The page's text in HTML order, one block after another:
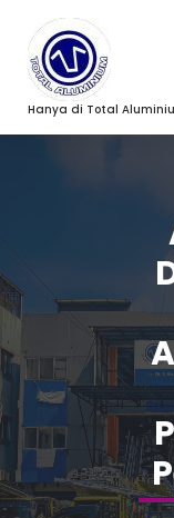
Content
Hanya di Total